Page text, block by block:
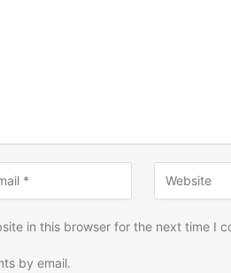
in this browser for the next time I
by email.